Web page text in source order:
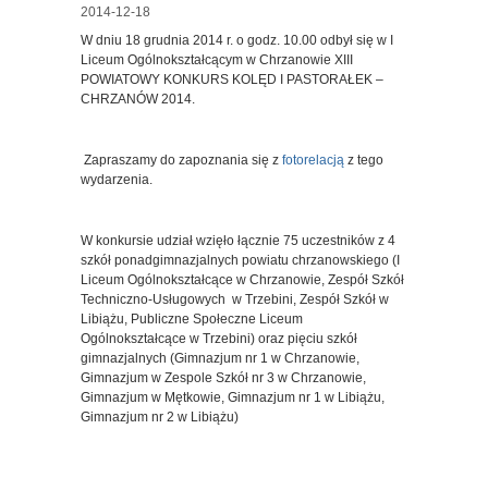
2014-12-18
W dniu 18 grudnia 2014 r. o godz. 10.00 odbył się w I
Liceum Ogólnokształcącym w Chrzanowie XIII
POWIATOWY KONKURS KOLĘD I PASTORAŁEK –
CHRZANÓW 2014.
Zapraszamy do zapoznania się z fotorelacją z tego
wydarzenia.
W konkursie udział wzięło łącznie 75 uczestników z 4
szkół ponadgimnazjalnych powiatu chrzanowskiego (I
Liceum Ogólnokształcące w Chrzanowie, Zespół Szkół
Techniczno-Usługowych w Trzebini, Zespół Szkół w
Libiążu, Publiczne Społeczne Liceum
Ogólnokształcące w Trzebini) oraz pięciu szkół
gimnazjalnych (Gimnazjum nr 1 w Chrzanowie,
Gimnazjum w Zespole Szkół nr 3 w Chrzanowie,
Gimnazjum w Mętkowie, Gimnazjum nr 1 w Libiążu,
Gimnazjum nr 2 w Libiążu)